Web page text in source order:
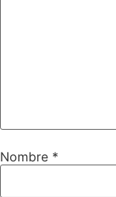
Nombre *